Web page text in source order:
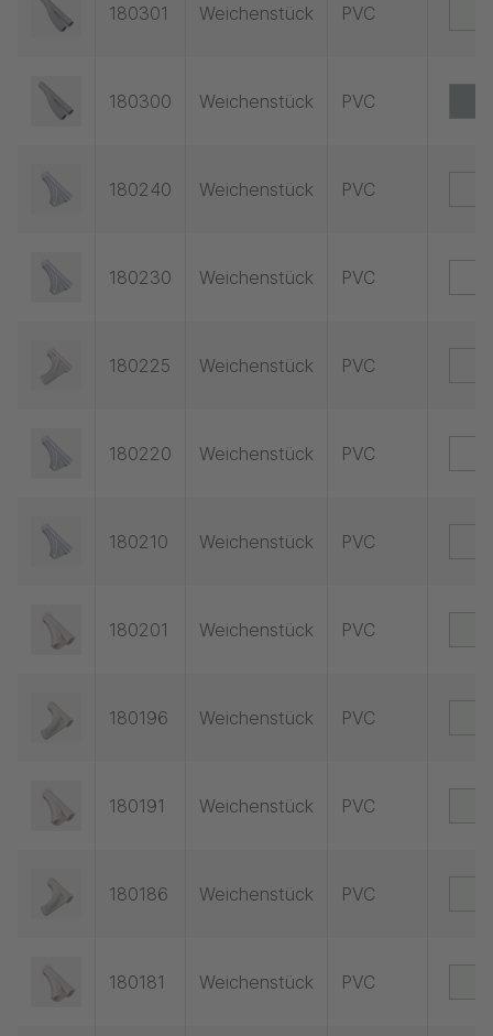
180301 Weichenstück PVC
180300 Weichenstück PVC
180240 Weichenstück PVC
180230 Weichenstück PVC
180225 Weichenstück PVC
180220 Weichenstück PVC
180210 Weichenstück PVC
180201 Weichenstück PVC
180196 Weichenstück PVC
180191 Weichenstück PVC
180186 Weichenstück PVC
180181 Weichenstück PVC